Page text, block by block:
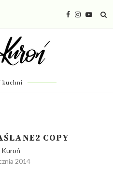
kuchni
COPY
Kuroń
2014